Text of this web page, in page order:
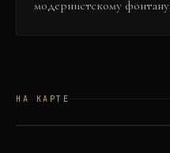
модернистскому
НА КАРТЕ